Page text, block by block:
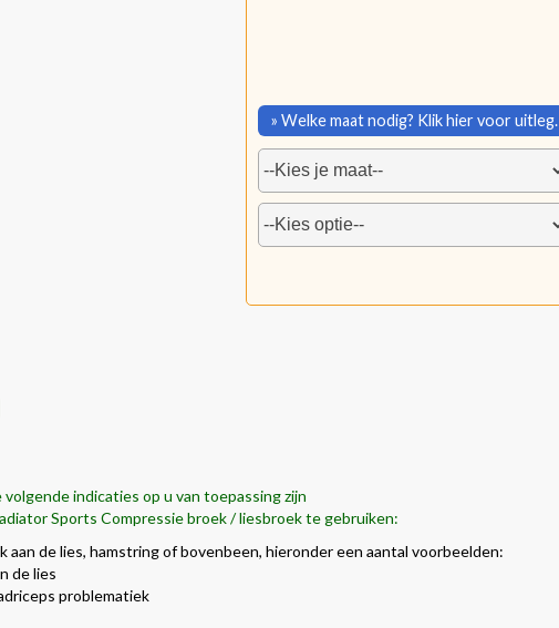
» Welke maat nodig? Klik hier voor uitleg.
indicaties op u van toepassing zijn
Sports Compressie broek / liesbroek te gebruiken:
aan de lies, hamstring of bovenbeen, hieronder een aantal voorbeelden:
de lies
problematiek